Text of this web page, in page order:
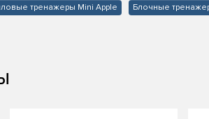
тренажеры Mini Apple Блочные